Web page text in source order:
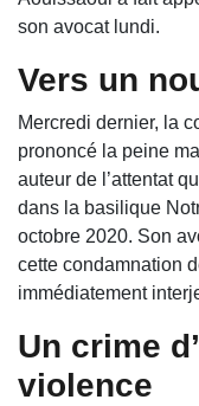
son avocat lundi.
Vers un
Mercredi dernier, la
prononcé la peine
auteur de l’attentat
dans la basilique
octobre 2020. Son
cette condamnation
immédiatement
Un crime
violence